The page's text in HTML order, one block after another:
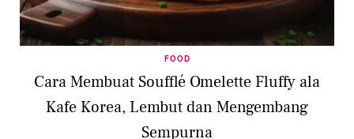
FOOD
Cara Membuat Soufflé Omelette Fluffy ala
Kafe Korea, Lembut dan Mengembang
Sempurna